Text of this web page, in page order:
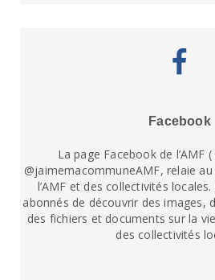
Facebook
La page Facebook de l’AMF
@jaimemacommuneAMF, relaie
l’AMF et des collectivités
abonnés de découvrir des images,
des fichiers et documents sur la
des collectivités